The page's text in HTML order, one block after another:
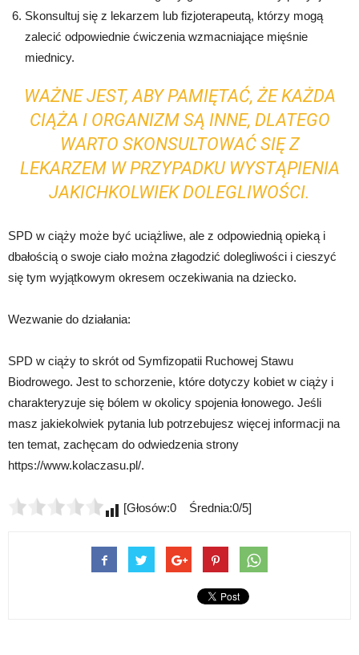
Skonsultuj się z lekarzem lub fizjoterapeutą, którzy mogą
zalecić odpowiednie ćwiczenia wzmacniające mięśnie
miednicy.
WAŻNE JEST, ABY PAMIĘTAĆ, ŻE KAŻDA
CIĄŻA I ORGANIZM SĄ INNE, DLATEGO
WARTO SKONSULTOWAĆ SIĘ Z
LEKARZEM W PRZYPADKU WYSTĄPIENIA
JAKICHKOLWIEK DOLEGLIWOŚCI.
SPD w ciąży może być uciążliwe, ale z odpowiednią opieką i
dbałością o swoje ciało można złagodzić dolegliwości i cieszyć
się tym wyjątkowym okresem oczekiwania na dziecko.
Wezwanie do działania:
SPD w ciąży to skrót od Symfizopatii Ruchowej Stawu
Biodrowego. Jest to schorzenie, które dotyczy kobiet w ciąży i
charakteryzuje się bólem w okolicy spojenia łonowego. Jeśli
masz jakiekolwiek pytania lub potrzebujesz więcej informacji na
ten temat, zachęcam do odwiedzenia strony
https://www.kolaczasu.pl/.
[Głosów:0 Średnia:0/5]